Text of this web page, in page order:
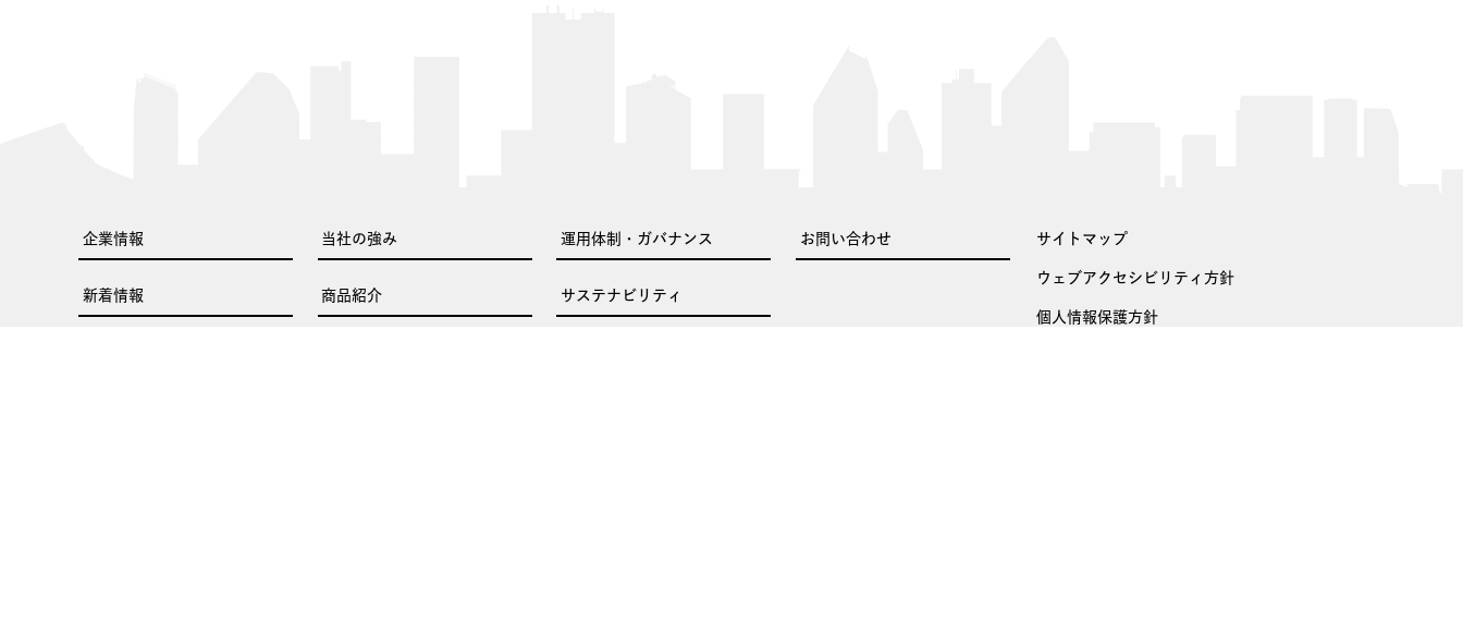
企業情報
新着情報
当社の強み
商品紹介
運用体制・ガバナンス
サステナビリティ
お問い合わせ サイトマップ
ウェブアクセシビリティ方針
個人情報保護方針